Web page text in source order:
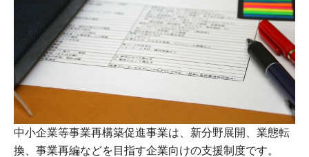
中小企業等事業再構築促進事業は、新分野展開、業態転
換、事業再編などを目指す企業向けの支援制度です。